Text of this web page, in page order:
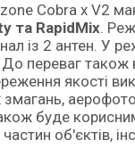
Cobra x V2
та RapidMix.
із 2 антен. У
До переваг також
якості
буде
об'єктів,